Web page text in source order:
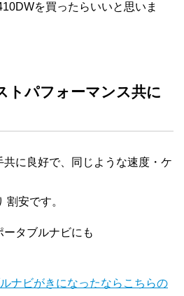
を買ったらいいと思いま
トパフォーマンス共に
に良好で、同じような速度・ケ
割安です。
タブルナビにも
ナビがきになったならこちらの